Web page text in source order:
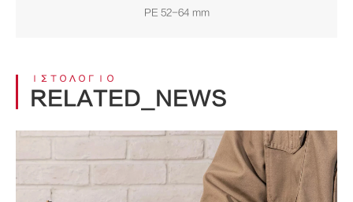
PE 52-64 mm
ΙΣΤΟΛΌΓΙΟ
RELATED_NEWS